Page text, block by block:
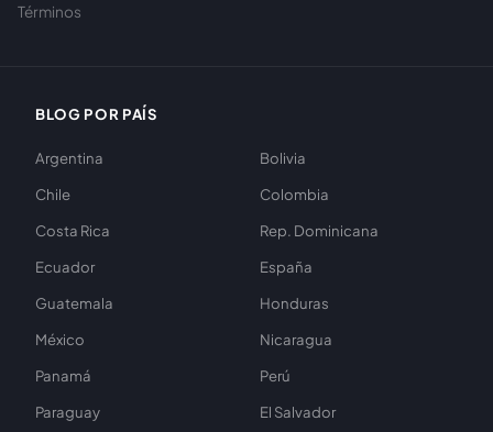
Términos
BLOG POR PAÍS
Argentina
Bolivia
Chile
Colombia
Costa Rica
Rep. Dominicana
Ecuador
España
Guatemala
Honduras
México
Nicaragua
Panamá
Perú
Paraguay
El Salvador